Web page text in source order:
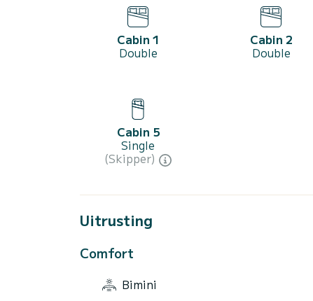
Cabin 1
Double
Cabin 2
Double
Cabin 5
Single
(Skipper)
Uitrusting
Comfort
Bimini